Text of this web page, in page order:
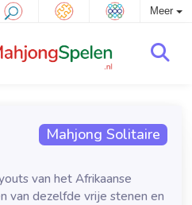
Meer
Mahjong Solitaire
van het Afrikaanse
van dezelfde vrije stenen en